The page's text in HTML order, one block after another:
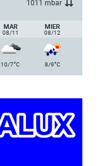
1011 mbar
MAR
08/11
MIER
08/12
10/7°C 8/9°C